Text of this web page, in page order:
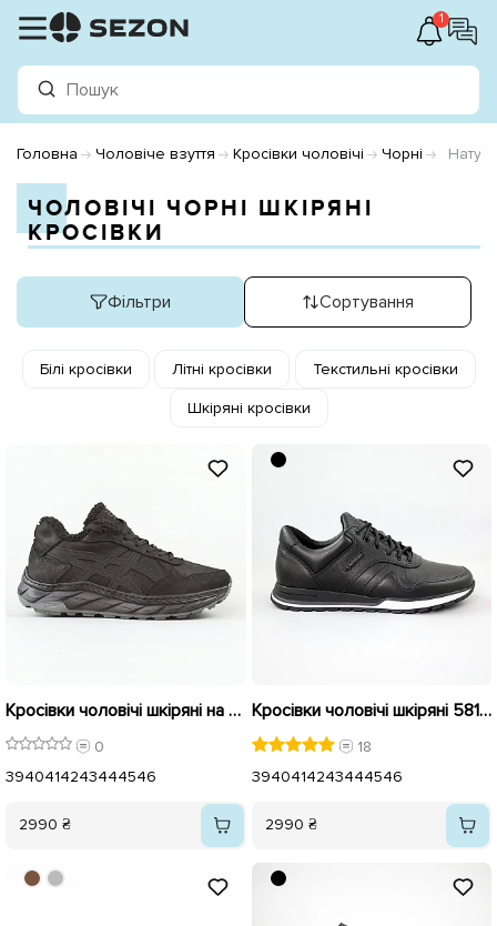
1
Головна Чоловіче взуття Кросівки чоловічі Чорні
ЧОЛОВІЧІ ЧОРНІ ШКІРЯНІ
КРОСІВКИ
Фільтри Сортування
Білі кросівки Літні кросівки Текстильні кросівки
Шкіряні кросівки
Кросівки чоловічі шкіряні на хутрі 596112 Чорні
0
3940414243444546
2990 ₴
Кросівки чоловічі шкіряні 581623 Чорні
18
3940414243444546
2990 ₴